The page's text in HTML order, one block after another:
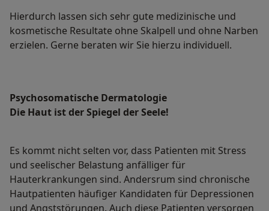
Hierdurch lassen sich sehr gute medizinische und
kosmetische Resultate ohne Skalpell und ohne Narben
erzielen. Gerne beraten wir Sie hierzu individuell.
Psychosomatische Dermatologie
Die Haut ist der Spiegel der Seele!
Es kommt nicht selten vor, dass Patienten mit Stress
und seelischer Belastung anfälliger für
Hauterkrankungen sind. Andersrum sind chronische
Hautpatienten häufiger Kandidaten für Depressionen
und Angststörungen. Auch diese Patienten versorgen